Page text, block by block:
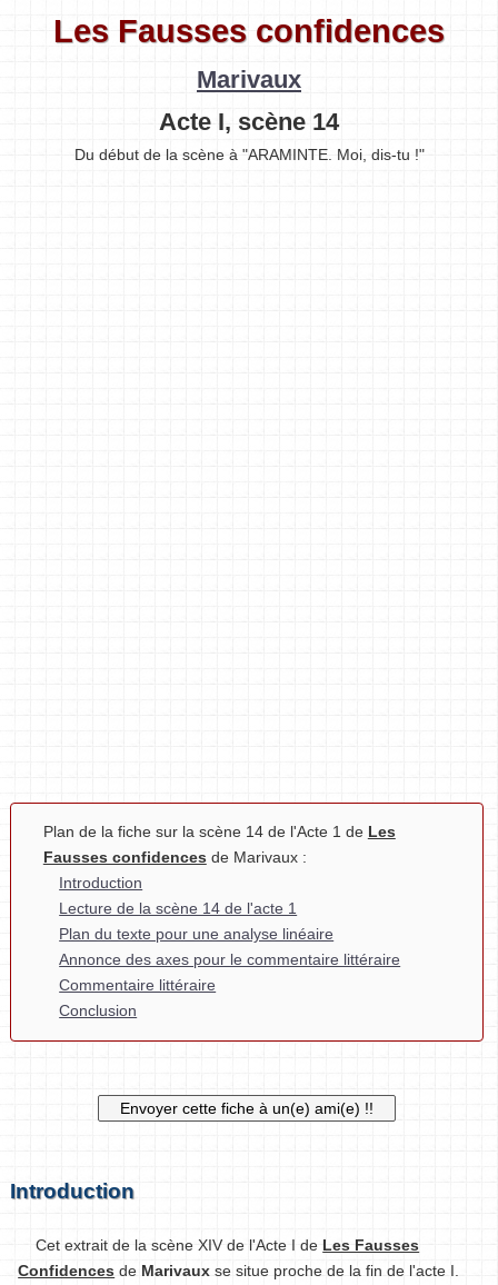
Les Fausses confidences
Marivaux
Acte I, scène 14
Du début de la scène à "ARAMINTE. Moi, dis-tu !"
Plan de la fiche sur la scène 14 de l'Acte 1 de Les
Fausses confidences de Marivaux :
Introduction
Lecture de la scène 14 de l'acte 1
Plan du texte pour une analyse linéaire
Annonce des axes pour le commentaire littéraire
Commentaire littéraire
Conclusion
Introduction
Cet extrait de la scène XIV de l'Acte I deLes Fausses
Confidences de Marivaux se situe proche de la fin de l'acte I.